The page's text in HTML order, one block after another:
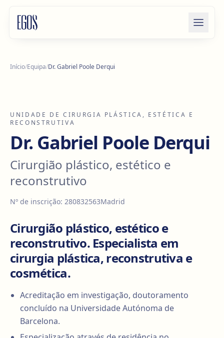
Início/Equipa/Dr. Gabriel Poole Derqui
UNIDADE DE CIRURGIA PLÁSTICA, ESTÉTICA E
RECONSTRUTIVA
Dr. Gabriel Poole Derqui
Cirurgião plástico, estético e
reconstrutivo
Nº de inscrição: 280832563Madrid
Cirurgião plástico, estético e
reconstrutivo. Especialista em
cirurgia plástica, reconstrutiva e
cosmética.
Acreditação em investigação, doutoramento
concluído na Universidade Autónoma de
Barcelona.